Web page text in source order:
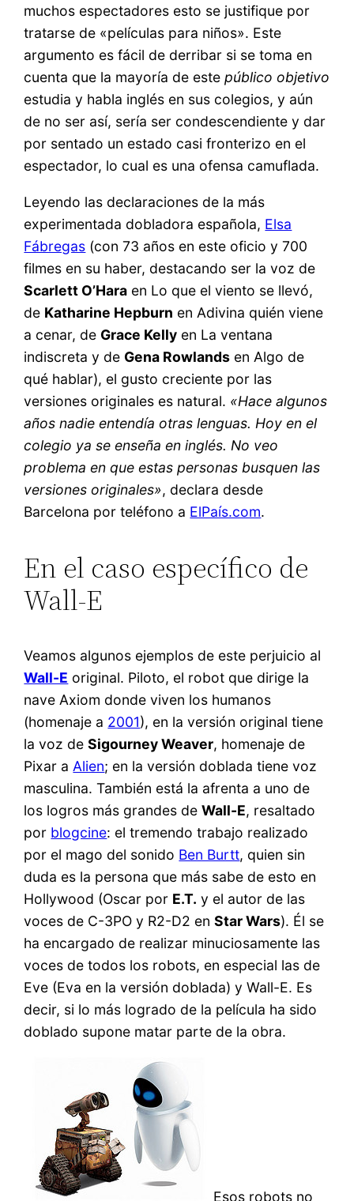
muchos espectadores esto se justifique por
tratarse de «películas para niños». Este
argumento es fácil de derribar si se toma en
cuenta que la mayoría de estepúblico objetivo
estudia y habla inglés en sus colegios, y aún
de no ser así, sería ser condescendiente y dar
por sentado un estado casi fronterizo en el
espectador, lo cual es una ofensa camuflada.
Leyendo las declaraciones de la más
experimentada dobladora española, Elsa
Fábregas (con 73 años en este oficio y 700
filmes en su haber, destacando ser la voz de
Scarlett O’Hara en Lo que el viento se llevó,
de Katharine Hepburn en Adivina quién viene
a cenar, de Grace Kelly en La ventana
indiscreta y de Gena Rowlands en Algo de
qué hablar), el gusto creciente por las
versiones originales es natural. «Hace algunos
años nadie entendía otras lenguas. Hoy en el
colegio ya se enseña en inglés. No veo
problema en que estas personas busquen las
versiones originales», declara desde
Barcelona por teléfono a ElPaís.com.
En el caso específico de
Wall-E
Veamos algunos ejemplos de este perjuicio al
Wall-E original. Piloto, el robot que dirige la
nave Axiom donde viven los humanos
(homenaje a 2001), en la versión original tiene
la voz deSigourney Weaver, homenaje de
Pixar a Alien; en la versión doblada tiene voz
masculina. También está la afrenta a uno de
los logros más grandes deWall-E, resaltado
por blogcine: el tremendo trabajo realizado
por el mago del sonido Ben Burtt, quien sin
duda es la persona que más sabe de esto en
Hollywood (Oscar por E.T. y el autor de las
voces de C-3PO y R2-D2 enStar Wars). Él se
ha encargado de realizar minuciosamente las
voces de todos los robots, en especial las de
Eve (Eva en la versión doblada) y Wall-E. Es
decir, si lo más logrado de la película ha sido
doblado supone matar parte de la obra.
Esos robots no